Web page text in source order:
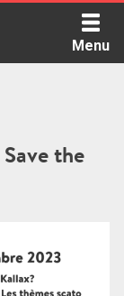
Menu
the